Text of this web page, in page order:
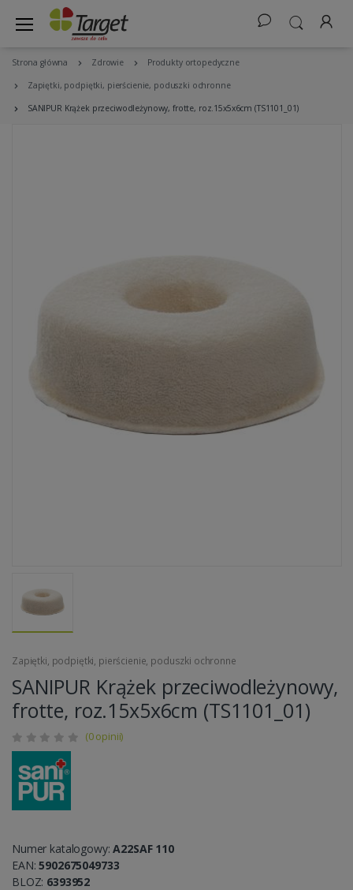
Strona główna Zdrowie Produkty ortopedyczne
Zapiętki, podpiętki, pierścienie, poduszki ochronne
SANIPUR Krążek przeciwodleżynowy, frotte, roz.15x5x6cm (TS1101_01)
Zapiętki, podpiętki, pierścienie, poduszki ochronne
SANIPUR Krążek przeciwodleżynowy,
frotte, roz.15x5x6cm (TS1101_01)
(0 opinii)
Numer katalogowy:A22SAF 110
EAN:5902675049733
BLOZ: 6393952